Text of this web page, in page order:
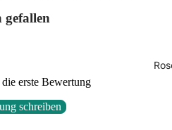
gefallen
erste Bewertung
schreiben